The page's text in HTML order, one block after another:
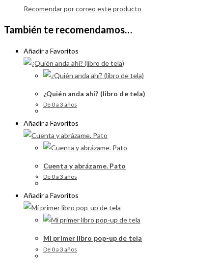
Recomendar por correo este producto
También te recomendamos…
Añadir a Favoritos
¿Quién anda ahí? (libro de tela)
De 0 a 3 años
Añadir a Favoritos
Cuenta y abrázame. Pato
De 0 a 3 años
Añadir a Favoritos
Mi primer libro pop-up de tela
De 0 a 3 años